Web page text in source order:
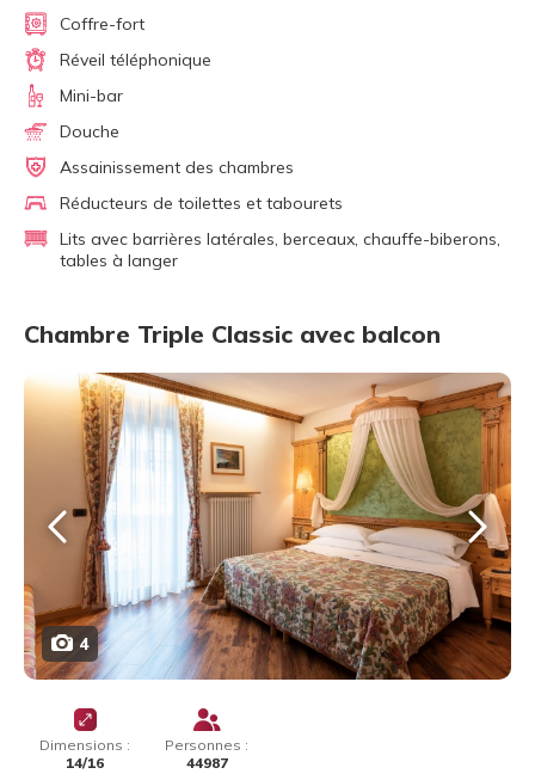
Coffre-fort
Réveil téléphonique
Mini-bar
Douche
Assainissement des chambres
Réducteurs de toilettes et tabourets
Lits avec barrières latérales, berceaux, chauffe-biberons,
tables à langer
Chambre Triple Classic avec balcon
4
Dimensions :
14/16
Personnes :
44987